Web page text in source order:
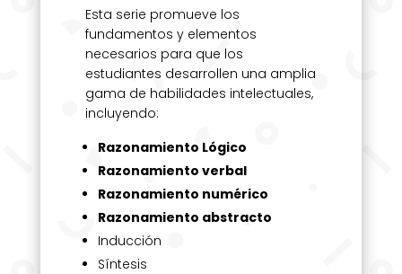
Esta serie promueve los
fundamentos y elementos
necesarios para que los
estudiantes desarrollen una amplia
gama de habilidades intelectuales,
incluyendo:
Razonamiento Lógico
Razonamiento verbal
Razonamiento numérico
Razonamiento abstracto
Inducción
Síntesis